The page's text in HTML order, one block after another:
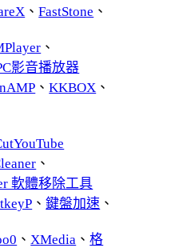
、FastStone 、
、
影音播放器
、KKBOX 、
、
軟體移除工具
、鍵盤加速 、
、 XMedia 、格